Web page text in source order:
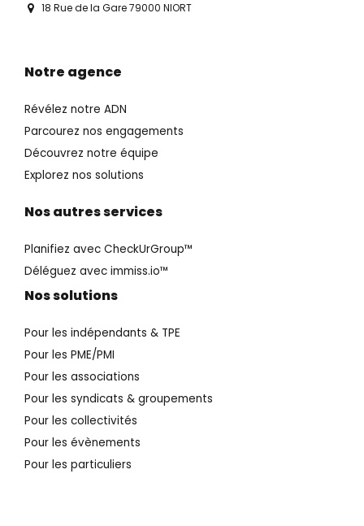
18 Rue de la Gare 79000 NIORT
Notre agence
Révélez notre ADN
Parcourez nos engagements
Découvrez notre équipe
Explorez nos solutions
Nos autres services
Planifiez avec CheckUrGroup™️
Déléguez avec immiss.io™️
Nos solutions
Pour les indépendants & TPE
Pour les PME/PMI
Pour les associations
Pour les syndicats & groupements
Pour les collectivités
Pour les évènements
Pour les particuliers